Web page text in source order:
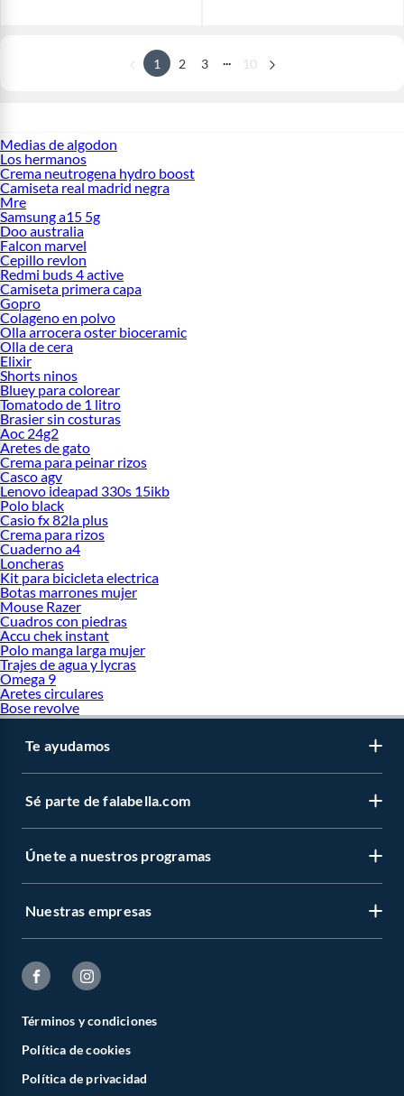
1 2 3 ... 10
Medias de algodon
Los hermanos
Crema neutrogena hydro boost
Camiseta real madrid negra
Mre
Samsung a15 5g
Doo australia
Falcon marvel
Cepillo revlon
Redmi buds 4 active
Camiseta primera capa
Gopro
Colageno en polvo
Olla arrocera oster bioceramic
Olla de cera
Elixir
Shorts ninos
Bluey para colorear
Tomatodo de 1 litro
Brasier sin costuras
Aoc 24g2
Aretes de gato
Crema para peinar rizos
Casco agv
Lenovo ideapad 330s 15ikb
Polo black
Casio fx 82la plus
Crema para rizos
Cuaderno a4
Loncheras
Kit para bicicleta electrica
Botas marrones mujer
Mouse Razer
Cuadros con piedras
Accu chek instant
Polo manga larga mujer
Trajes de agua y lycras
Omega 9
Aretes circulares
Bose revolve
Te ayudamos
Sé parte de falabella.com
Únete a nuestros programas
Nuestras empresas
Términos y condiciones
Política de cookies
Política de privacidad